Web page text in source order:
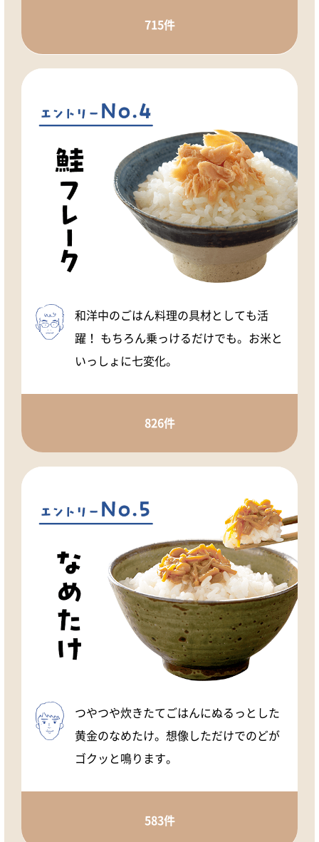
715件
和洋中のごはん料理の具材としても活
躍！ もちろん乗っけるだけでも。お米と
いっしょに七変化。
826件
つやつや炊きたてごはんにぬるっとした
黄金のなめたけ。想像しただけでのどが
ゴクッと鳴ります。
583件